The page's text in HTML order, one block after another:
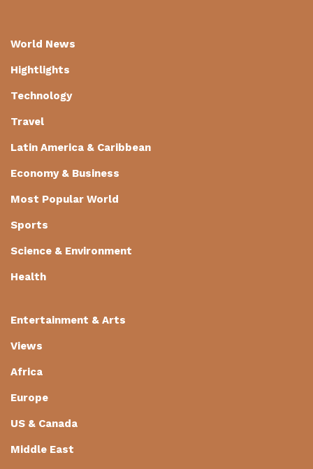
World News
Hightlights
Technology
Travel
Latin America & Caribbean
Economy & Business
Most Popular World
Sports
Science & Environment
Health
Entertainment & Arts
Views
Africa
Europe
US & Canada
Middle East